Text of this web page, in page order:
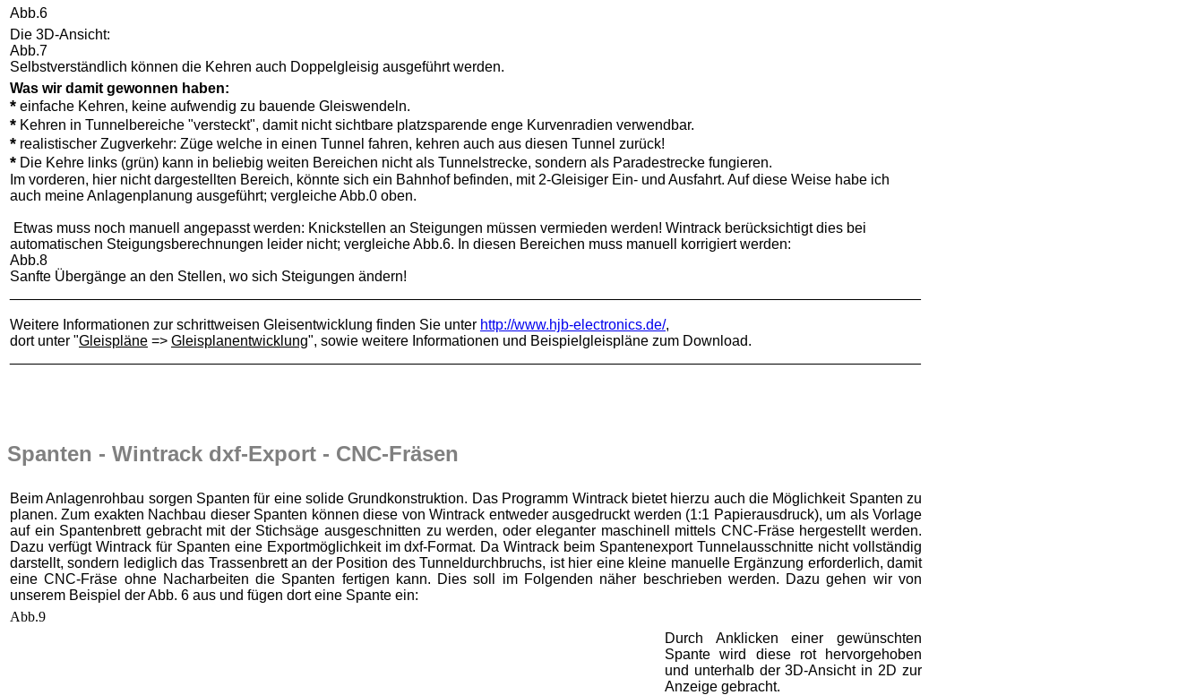
Abb.6
Die 3D-Ansicht:
Abb.7
Selbstverständlich können die Kehren auch Doppelgleisig ausgeführt werden.
Was wir damit gewonnen haben:
* einfache Kehren, keine aufwendig zu bauende Gleiswendeln.
* Kehren in Tunnelbereiche "versteckt", damit nicht sichtbare platzsparende enge Kurvenradien verwendbar.
* realistischer Zugverkehr: Züge welche in einen Tunnel fahren, kehren auch aus diesen Tunnel zurück!
* Die Kehre links (grün) kann in beliebig weiten Bereichen nicht als Tunnelstrecke, sondern als Paradestrecke fungieren.
Im vorderen, hier nicht dargestellten Bereich, könnte sich ein Bahnhof befinden, mit 2-Gleisiger Ein- und Ausfahrt. Auf diese Weise habe ich
auch meine Anlagenplanung ausgeführt; vergleiche Abb.0 oben.
Etwas muss noch manuell angepasst werden: Knickstellen an Steigungen müssen vermieden werden! Wintrack berücksichtigt dies bei
automatischen Steigungsberechnungen leider nicht; vergleiche Abb.6. In diesen Bereichen muss manuell korrigiert werden:
Abb.8
Sanfte Übergänge an den Stellen, wo sich Steigungen ändern!
Weitere Informationen zur schrittweisen Gleisentwicklung finden Sie unter http://www.hjb-electronics.de/,
dort unter "Gleispläne => Gleisplanentwicklung", sowie weitere Informationen und Beispielgleispläne zum Download.
Spanten - Wintrack dxf-Export - CNC-Fräsen
Beim Anlagenrohbau sorgen Spanten für eine solide Grundkonstruktion. Das Programm Wintrack bietet hierzu auch die Möglichkeit Spanten zu
planen. Zum exakten Nachbau dieser Spanten können diese von Wintrack entweder ausgedruckt werden (1:1 Papierausdruck), um als Vorlage
auf ein Spantenbrett gebracht mit der Stichsäge ausgeschnitten zu werden, oder eleganter maschinell mittels CNC-Fräse hergestellt werden.
Dazu verfügt Wintrack für Spanten eine Exportmöglichkeit im dxf-Format. Da Wintrack beim Spantenexport Tunnelausschnitte nicht vollständig
darstellt, sondern lediglich das Trassenbrett an der Position des Tunneldurchbruchs, ist hier eine kleine manuelle Ergänzung erforderlich, damit
eine CNC-Fräse ohne Nacharbeiten die Spanten fertigen kann. Dies soll im Folgenden näher beschrieben werden. Dazu gehen wir von
unserem Beispiel der Abb. 6 aus und fügen dort eine Spante ein:
Abb.9
Durch Anklicken einer gewünschten
Spante wird diese rot hervorgehoben
und unterhalb der 3D-Ansicht in 2D zur
Anzeige gebracht.